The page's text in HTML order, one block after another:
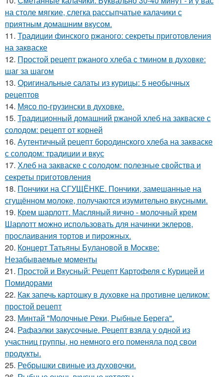
на столе мягкие, слегка рассыпчатые калачики с
приятным домашним вкусом.
11. Традиции финского ржаного: секреты приготовления
на закваске
12. Простой рецепт ржаного хлеба с тмином в духовке:
шаг за шагом
13. Оригинальные салаты из курицы: 5 необычных
рецептов
14. Мясо по-грузински в духовке.
15. Традиционный домашний ржаной хлеб на закваске с
солодом: рецепт от корней
16. Аутентичный рецепт бородинского хлеба на закваске
с солодом: традиции и вкус
17. Хлеб на закваске с солодом: полезные свойства и
секреты приготовления
18. Пончики на СГУЩЁНКЕ. Пончики, замешанные на
сгущённом молоке, получаются изумительно вкусными.
19. Крем шарлотт. Масляный яично - молочный крем
Шарлотт можно использовать для начинки эклеров,
прослаивания тортов и пирожных.
20. Концерт Татьяны Булановой в Москве:
Незабываемые моменты
21. Простой и Вкусный: Рецепт Картофеля с Курицей и
Помидорами
22. Как запечь картошку в духовке на противне целиком:
простой рецепт
23. Минтай "Молочные Реки, Рыбные Берега".
24. Рафаэлки закусочные. Рецепт взяла у одной из
участниц группы, но немного его поменяла под свои
продукты.
25. Ребрышки свиные из духовочки.